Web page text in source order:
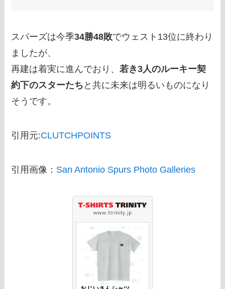
スパーズは今季34勝48敗でウェスト13位に終わり
ましたが、
再建は着実に進んでおり、若き3人のルーキー契
約下のスターたち と共に未来は明るいものになり
そうです。
引用元:CLUTCHPOINTS
引用画像： San Antonio Spurs Photo Galleries